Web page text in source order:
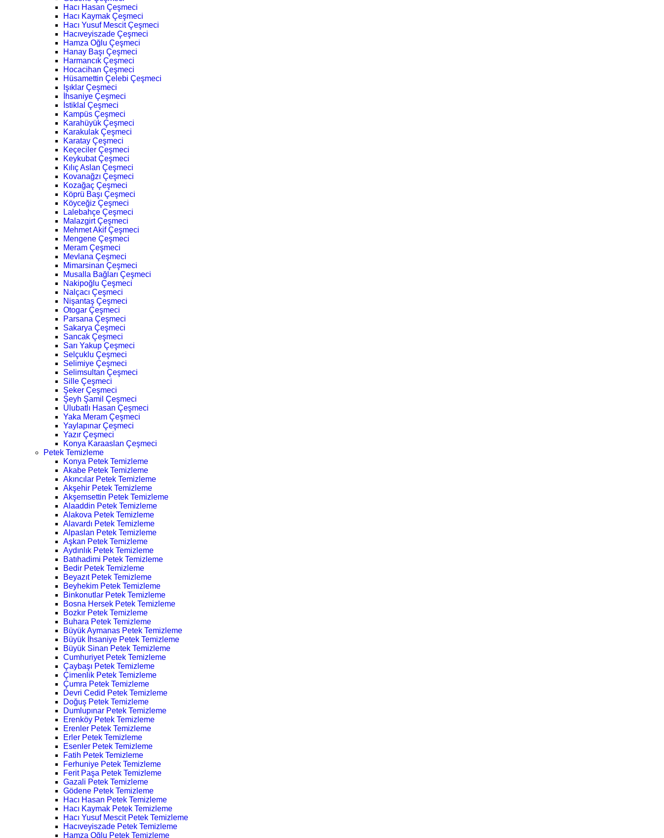
Hacı Hasan Çeşmeci
Hacı Kaymak Çeşmeci
Hacı Yusuf Mescit Çeşmeci
Hacıveyiszade Çeşmeci
Hamza Oğlu Çeşmeci
Hanay Başı Çeşmeci
Harmancık Çeşmeci
Hocacihan Çeşmeci
Hüsamettin Çelebi Çeşmeci
Işıklar Çeşmeci
İhsaniye Çeşmeci
İstiklal Çeşmeci
Kampüs Çeşmeci
Karahüyük Çeşmeci
Karakulak Çeşmeci
Karatay Çeşmeci
Keçeciler Çeşmeci
Keykubat Çeşmeci
Kılıç Aslan Çeşmeci
Kovanağzı Çeşmeci
Kozağaç Çeşmeci
Köprü Başı Çeşmeci
Köyceğiz Çeşmeci
Lalebahçe Çeşmeci
Malazgirt Çeşmeci
Mehmet Akif Çeşmeci
Mengene Çeşmeci
Meram Çeşmeci
Mevlana Çeşmeci
Mimarsinan Çeşmeci
Musalla Bağları Çeşmeci
Nakipoğlu Çeşmeci
Nalçacı Çeşmeci
Nişantaş Çeşmeci
Otogar Çeşmeci
Parsana Çeşmeci
Sakarya Çeşmeci
Sancak Çeşmeci
Sarı Yakup Çeşmeci
Selçuklu Çeşmeci
Selimiye Çeşmeci
Selimsultan Çeşmeci
Sille Çeşmeci
Şeker Çeşmeci
Şeyh Şamil Çeşmeci
Ulubatlı Hasan Çeşmeci
Yaka Meram Çeşmeci
Yaylapınar Çeşmeci
Yazır Çeşmeci
Konya Karaaslan Çeşmeci
Petek Temizleme
Konya Petek Temizleme
Akabe Petek Temizleme
Akıncılar Petek Temizleme
Akşehir Petek Temizleme
Akşemsettin Petek Temizleme
Alaaddin Petek Temizleme
Alakova Petek Temizleme
Alavardı Petek Temizleme
Alpaslan Petek Temizleme
Aşkan Petek Temizleme
Aydınlık Petek Temizleme
Batıhadimi Petek Temizleme
Bedir Petek Temizleme
Beyazıt Petek Temizleme
Beyhekim Petek Temizleme
Binkonutlar Petek Temizleme
Bosna Hersek Petek Temizleme
Bozkır Petek Temizleme
Buhara Petek Temizleme
Büyük Aymanas Petek Temizleme
Büyük İhsaniye Petek Temizleme
Büyük Sinan Petek Temizleme
Cumhuriyet Petek Temizleme
Çaybaşı Petek Temizleme
Çimenlik Petek Temizleme
Çumra Petek Temizleme
Devri Cedid Petek Temizleme
Doğuş Petek Temizleme
Dumlupınar Petek Temizleme
Erenköy Petek Temizleme
Erenler Petek Temizleme
Erler Petek Temizleme
Esenler Petek Temizleme
Fatih Petek Temizleme
Ferhuniye Petek Temizleme
Ferit Paşa Petek Temizleme
Gazali Petek Temizleme
Gödene Petek Temizleme
Hacı Hasan Petek Temizleme
Hacı Kaymak Petek Temizleme
Hacı Yusuf Mescit Petek Temizleme
Hacıveyiszade Petek Temizleme
Hamza Oğlu Petek Temizleme